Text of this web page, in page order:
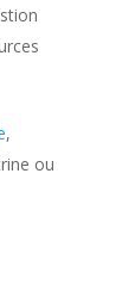
,
ou